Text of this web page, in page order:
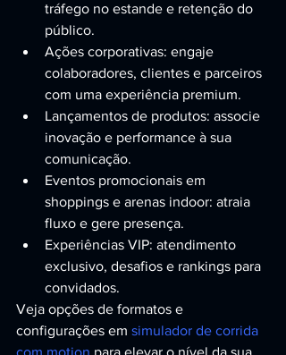
tráfego no estande e retenção do
público.
Ações corporativas: engaje
colaboradores, clientes e parceiros
com uma experiência premium.
Lançamentos de produtos: associe
inovação e performance à sua
comunicação.
Eventos promocionais em
shoppings e arenas indoor: atraia
fluxo e gere presença.
Experiências VIP: atendimento
exclusivo, desafios e rankings para
convidados.
Veja opções de formatos e
configurações em simulador de corrida
com motion para elevar o nível da sua